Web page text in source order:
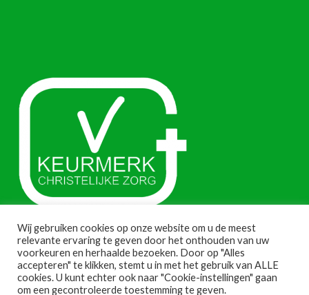
Copyright © 2026 KIDRON VOF
Wij gebruiken cookies op onze website om u de meest
relevante ervaring te geven door het onthouden van uw
voorkeuren en herhaalde bezoeken. Door op "Alles
accepteren" te klikken, stemt u in met het gebruik van ALLE
cookies. U kunt echter ook naar "Cookie-instellingen" gaan
om een gecontroleerde toestemming te geven.